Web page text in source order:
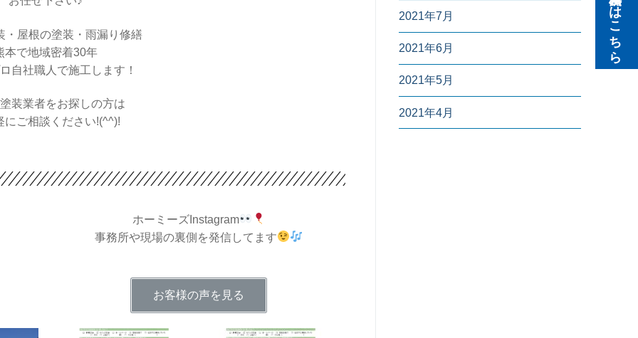
・屋根の塗装・雨漏り修繕
本で地域密着30年
自社職人で施工します！
装業者をお探しの方は
にご相談ください!(^^)!
ホーミーズInstagram
事務所や現場の裏側を発信してます
お客様の声を見る
2021年7月
2021年6月
2021年5月
2021年4月
無料見積りはこちら